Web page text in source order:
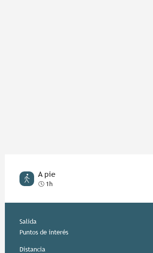
A pie
1h
Información práctica
Salida
Puntos de interés
Distancia